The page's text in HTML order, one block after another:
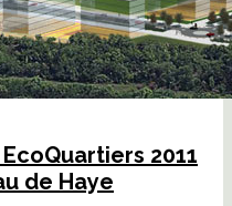
2011
de Haye